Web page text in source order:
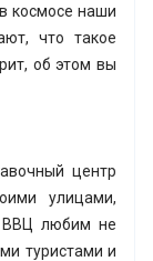
космосе наши
что такое
об этом вы
центр
улицами,
ВВЦ любим не
туристами и